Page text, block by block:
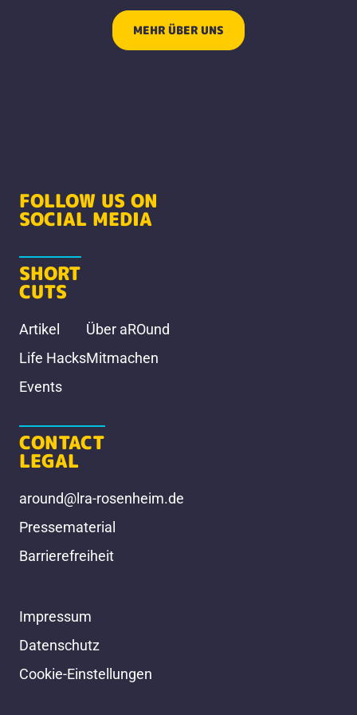
MEHR ÜBER UNS
FOLLOW US ON
SOCIAL MEDIA
SHORT
CUTS
Artikel
Life Hacks
Events
Über aROund
Mitmachen
CONTACT
LEGAL
around@lra-rosenheim.de
Pressematerial
Barrierefreiheit
Impressum
Datenschutz
Cookie-Einstellungen